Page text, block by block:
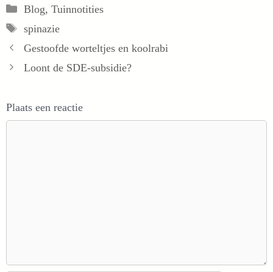
Categorieën
Blog, Tuinnotities
Tags
spinazie
Gestoofde worteltjes en koolrabi
Loont de SDE-subsidie?
Plaats een reactie